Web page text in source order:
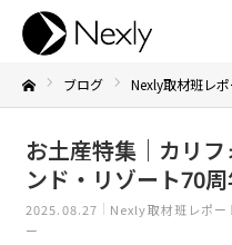
ブログ Nexly取材班レポ
お土産特集｜カリ
ンド・リゾート70
2025.08.27 Nexly取材班レポー
ー